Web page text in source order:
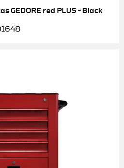
GEDORE red PLUS – Black